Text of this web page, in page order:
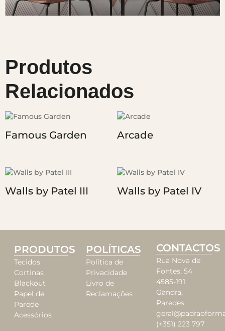
Produtos
Relacionados
Famous Garden Arcade
Walls by Patel III Walls by Patel IV
PRODUTOS
Tecidos
Cortinas
Blackout
Papel de
Parede
Acessórios
POLÍTICAS
Política de
Privacidade
Livro de
Reclamações
CONTACTOS
Rua Nova de
Fontes, 54
4585-191
Gandra,
Paredes
(+351) 223 797